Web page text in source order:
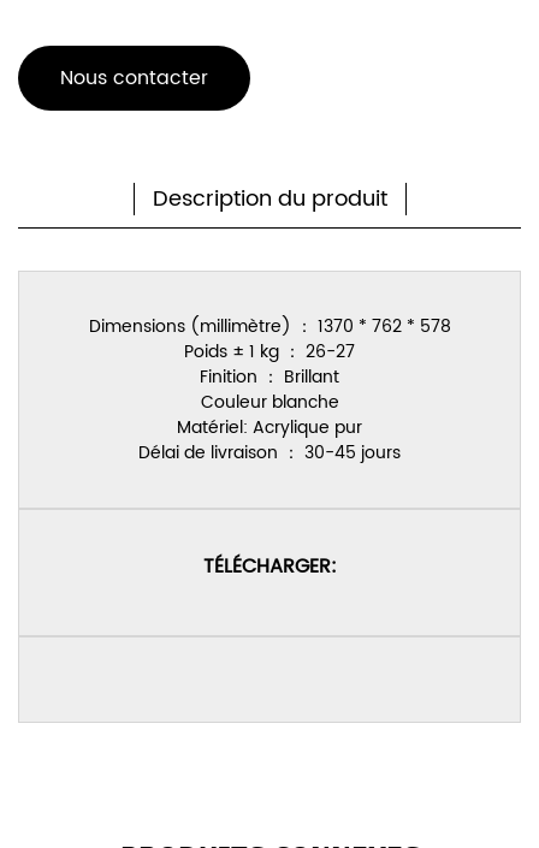
Nous contacter
Description du produit
Dimensions (millimètre) ： 1370 * 762 * 578
Poids ± 1 kg ： 26-27
Finition ： Brillant
Couleur blanche
Matériel: Acrylique pur
Délai de livraison ： 30-45 jours
TÉLÉCHARGER: